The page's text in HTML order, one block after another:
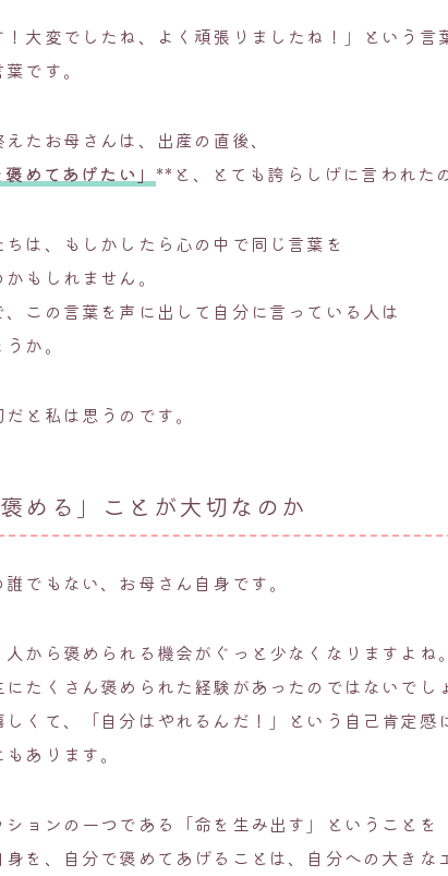
！大変でしたね、よく頑張りましたね！」という言
です。
たお母さんは、出産の直後、
めてあげたい」 **と、とても誇らしげに言われた
は、もしかしたら心の中で同じ言葉を
もしれません。
この言葉を声に出して自分に言っている人は
か。
と私は思うのです。
める」ことが大切なのか
でもない、お母さん自身です。
から褒められる機会がぐっと少なくなりますよね
たくさん褒められた経験があったのではないでし
くて、「自分はやれるんだ！」という自己肯定感
あります。
ョンの一つである「命を生み出す」ということを
を、自分で褒めてあげることは、自分への大きな